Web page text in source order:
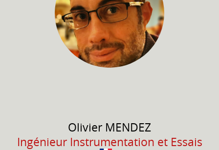
Olivier MENDEZ
Ingénieur Instrumentation et Essais